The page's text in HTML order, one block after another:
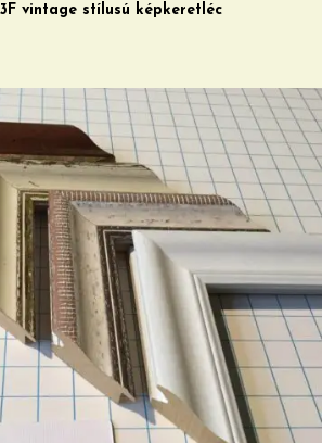
vintage stílusú képkeretléc